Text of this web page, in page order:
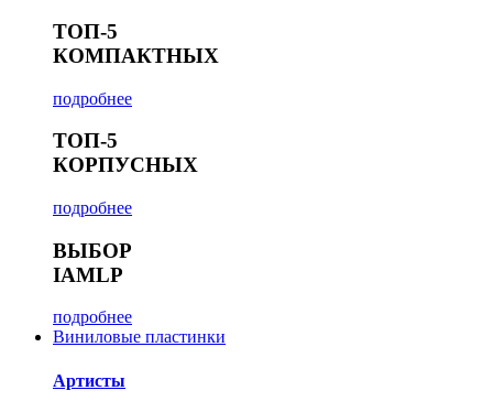
ТОП-5
КОМПАКТНЫХ
подробнее
ТОП-5
КОРПУСНЫХ
подробнее
ВЫБОР
IAMLP
подробнее
Виниловые пластинки
Артисты